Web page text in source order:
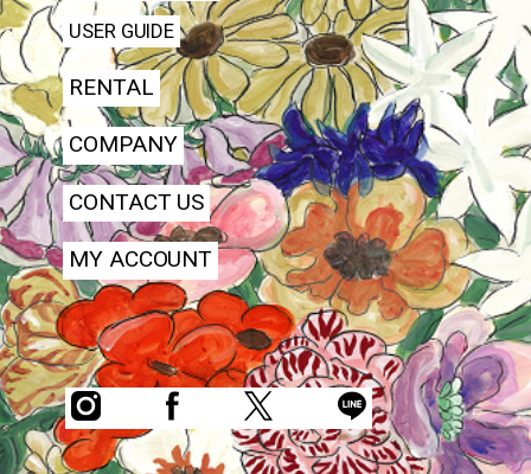
USER GUIDE
RENTAL
COMPANY
CONTACT US
MY ACCOUNT